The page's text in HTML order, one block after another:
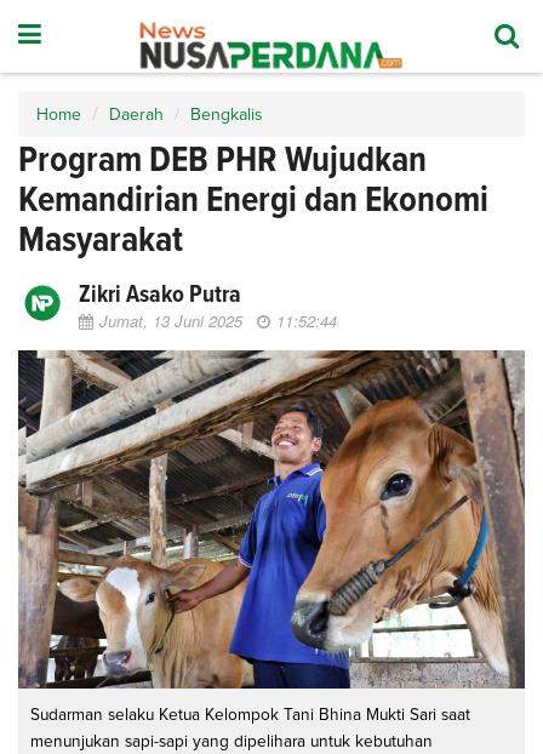
Home Daerah Bengkalis
Program DEB PHR Wujudkan
Kemandirian Energi dan Ekonomi
Masyarakat
Zikri Asako Putra
Jumat, 13 Juni 2025 11:52:44
Sudarman selaku Ketua Kelompok Tani Bhina Mukti Sari saat
menunjukan sapi-sapi yang dipelihara untuk kebutuhan